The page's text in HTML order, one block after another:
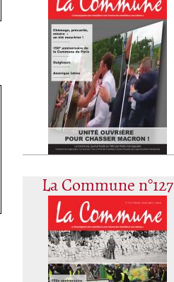
La Commune n°127